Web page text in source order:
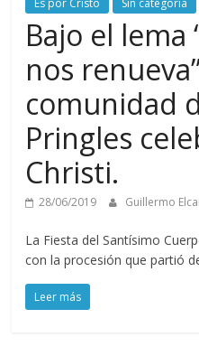
Es por Cristo Sin categoría
Bajo el lema
nos
comunidad
Pringles
Christi.
28/06/2019 Guillermo
La Fiesta del Santísimo
con la procesión que partió
Leer más